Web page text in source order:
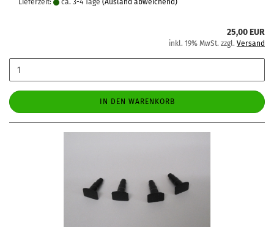
Lieferzeit: ca. 3-4 Tage (Ausland abweichend)
25,00 EUR
inkl. 19% MwSt. zzgl. Versand
IN DEN WARENKORB